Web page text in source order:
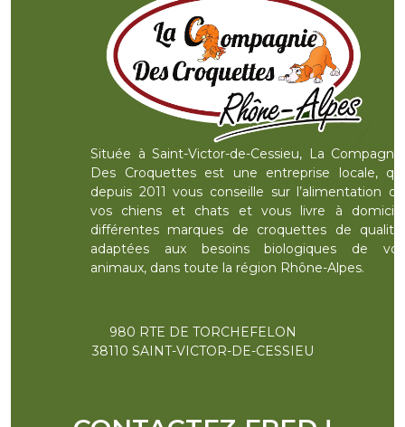
Située à Saint-Victor-de-Cessieu, La Compagnie
Des Croquettes est une entreprise locale, qui
depuis 2011 vous conseille sur l’alimentation de
vos chiens et chats et vous livre à domicile
différentes marques de croquettes de qualité,
adaptées aux besoins biologiques de vos
animaux, dans toute la région Rhône-Alpes.
980 RTE DE TORCHEFELON
38110 SAINT-VICTOR-DE-CESSIEU